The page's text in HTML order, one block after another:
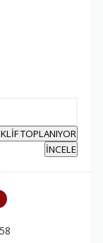
TOPLANIYOR
İNCELE